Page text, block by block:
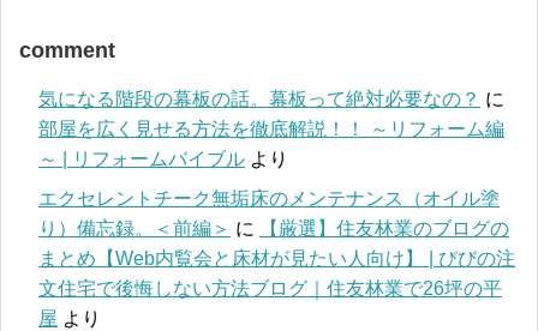
comment
気になる階段の幕板の話。幕板って絶対必要なの？ に
部屋を広く見せる方法を徹底解説！！ ～リフォーム編
～ | リフォームバイブル より
エクセレントチーク無垢床のメンテナンス（オイル塗
り）備忘録。＜前編＞ に
【厳選】住友林業のブログの
まとめ【Web内覧会と床材が見たい人向け】 | びびの注
文住宅で後悔しない方法ブログ｜住友林業で26坪の平
屋 より